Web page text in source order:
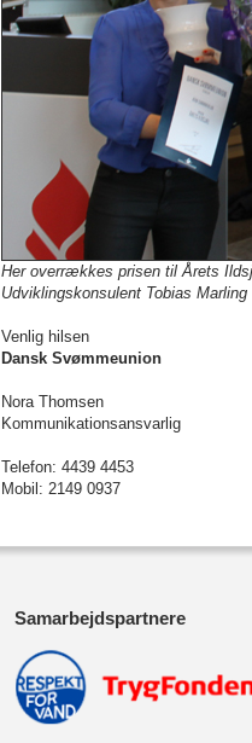
Her overrækkes prisen til Årets
Udviklingskonsulent Tobias
Venlig hilsen
Dansk Svømmeunion
Nora Thomsen
Kommunikationsansvarlig
Telefon: 4439 4453
Mobil: 2149 0937
Samarbejdspartnere